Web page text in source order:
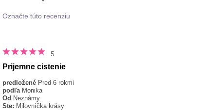
Označte túto recenziu
5
Prijemne cistenie
predložené Pred 6 rokmi
podľa Monika
Od Neznámy
Ste: Milovníčka krásy